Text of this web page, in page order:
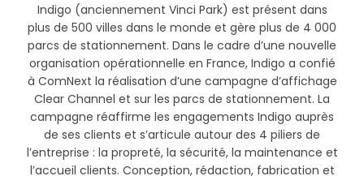
Indigo (anciennement Vinci Park) est présent dans
plus de 500 villes dans le monde et gère plus de 4 000
parcs de stationnement. Dans le cadre d’une nouvelle
organisation opérationnelle en France, Indigo a confié
à ComNext la réalisation d’une campagne d’affichage
Clear Channel et sur les parcs de stationnement. La
campagne réaffirme les engagements Indigo auprès
de ses clients et s’articule autour des 4 piliers de
l’entreprise : la propreté, la sécurité, la maintenance et
l’accueil clients. Conception, rédaction, fabrication et